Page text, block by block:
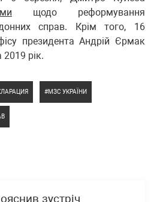
щодо реформування
справ. Крім того, 16
президента Андрій Єрмак
2019 рік.
МЗС УКРАЇНИ
зустріч